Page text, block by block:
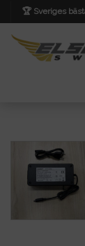
to
content
🏆 Sveriges